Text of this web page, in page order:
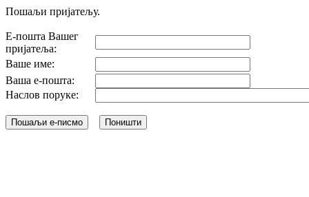
Пошаљи пријатељу.
Е-пошта Вашег
пријатеља:
Ваше име:
Ваша е-пошта:
Наслов поруке: